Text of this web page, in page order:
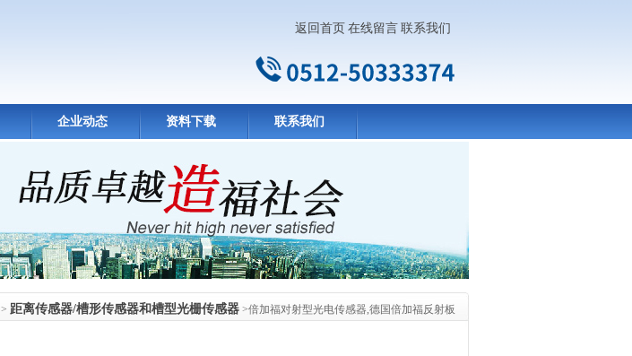
返回首页 在线留言 联系我们
企业动态 资料下载 联系我们
> 距离传感器/槽形传感器和槽型光栅传感器 >倍加福对射型光电传感器,德国倍加福反射板